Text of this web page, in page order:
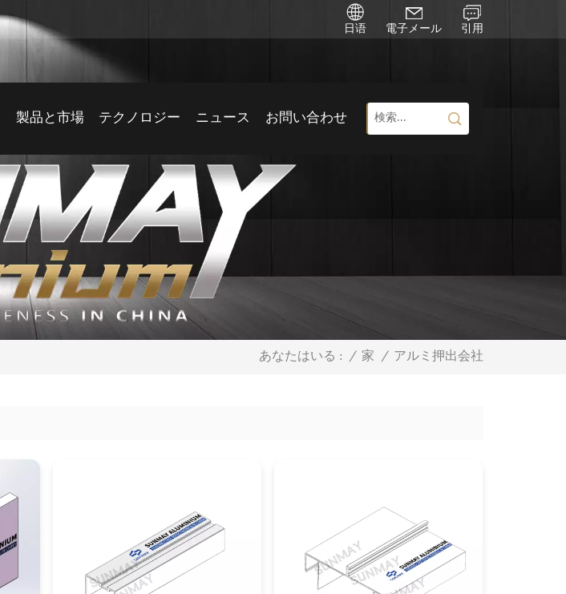
日语 電子メール 引用
製品と市場 テクノロジー ニュース お問い合わせ
あなたはいる : / 家 / アルミ押出会社